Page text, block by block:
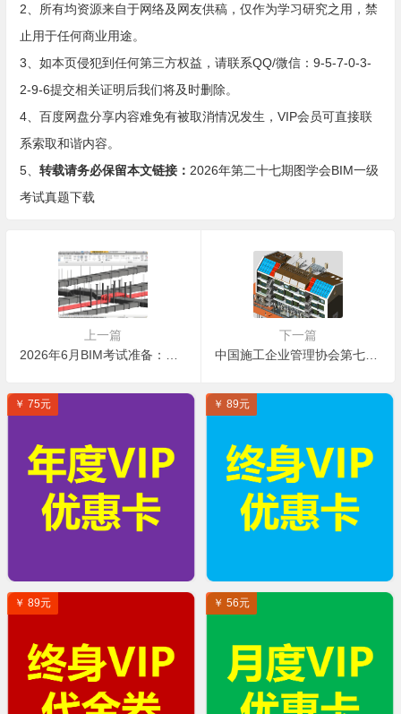
2、所有均资源来自于网络及网友供稿，仅作为学习研究之用，禁
止用于任何商业用途。
3、如本页侵犯到任何第三方权益，请联系QQ/微信：9-5-7-0-3-
2-9-6提交相关证明后我们将及时删除。
4、百度网盘分享内容难免有被取消情况发生，VIP会员可直接联
系索取和谐内容。
5、 转载请务必保留本文链接： 2026年第二十七期图学会BIM一级
考试真题下载
上一篇
下一篇
中国施工企业管理协会第七届工程建设行业BIM大赛结果公示
￥ 75元 ￥ 89元
￥ 89元 ￥ 56元